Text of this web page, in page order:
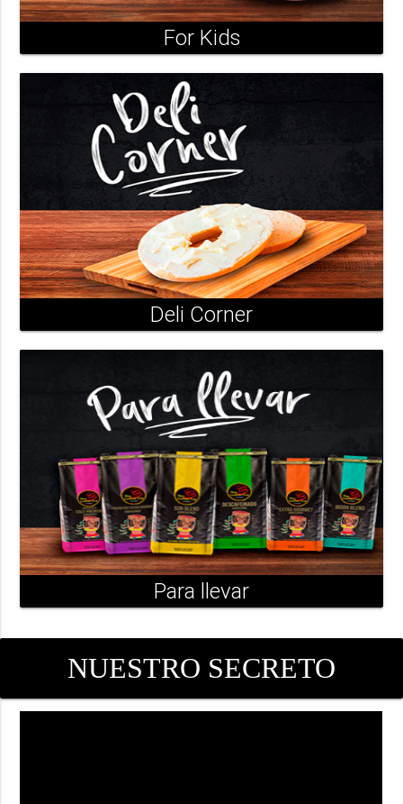
For Kids
Deli Corner
Para llevar
NUESTRO SECRETO